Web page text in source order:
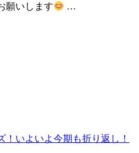
願いします
…
！いよいよ今期も折り返し！